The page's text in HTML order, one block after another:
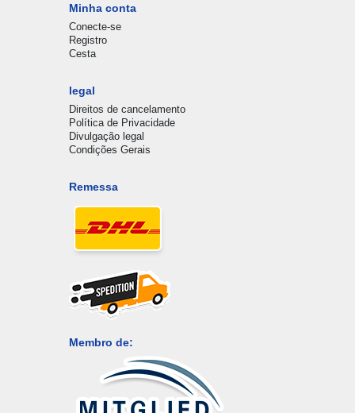
Minha conta
Conecte-se
Registro
Cesta
legal
Direitos de cancelamento
Política de Privacidade
Divulgação legal
Condições Gerais
Remessa
Membro de: